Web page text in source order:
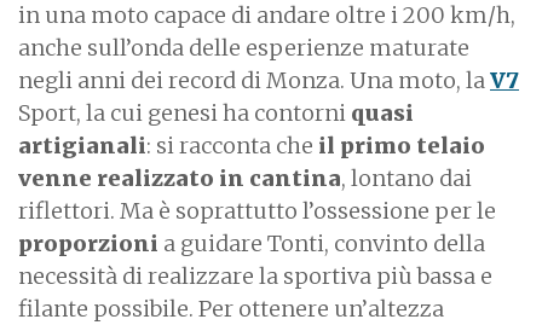
in una moto capace di andare oltre i 200 km/h,
anche sull’onda delle esperienze maturate
negli anni dei record di Monza. Una moto, laV7
Sport, la cui genesi ha contorni quasi
artigianali: si racconta che il primo telaio
venne realizzato in cantina, lontano dai
riflettori. Ma è soprattutto l’ossessione per le
proporzioni a guidare Tonti, convinto della
necessità di realizzare la sportiva più bassa e
filante possibile. Per ottenere un’altezza